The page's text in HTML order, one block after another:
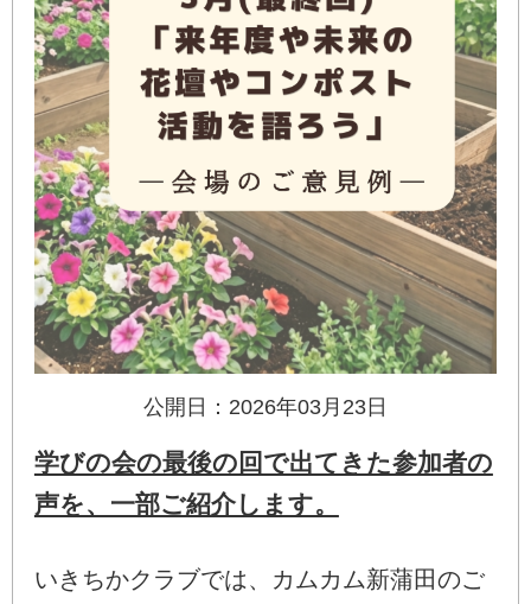
公開日：2026年03月23日
学びの会の最後の回で出てきた参加者の
声を、一部ご紹介します。
いきちかクラブでは、カムカム新蒲田のご